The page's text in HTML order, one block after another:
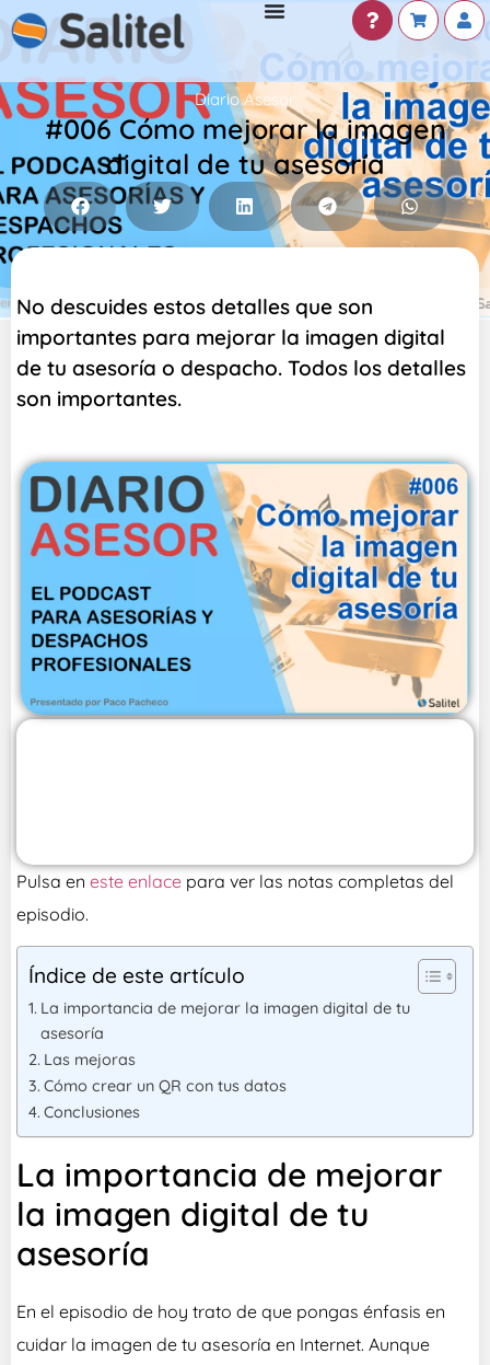
Diario Asesor
#006 Cómo mejorar la imagen
digital de tu asesoría
No descuides estos detalles que son
importantes para mejorar la imagen digital
de tu asesoría o despacho. Todos los detalles
son importantes.
Pulsa en este enlace para ver las notas completas del
episodio.
Índice de este artículo
La importancia de mejorar la imagen digital de tu
asesoría
Las mejoras
Cómo crear un QR con tus datos
Conclusiones
La importancia de mejorar
la imagen digital de tu
asesoría
En el episodio de hoy trato de que pongas énfasis en
cuidar la imagen de tu asesoría en Internet. Aunque